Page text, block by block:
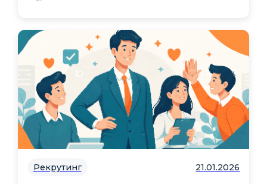
Рекрутинг 21.01.2026